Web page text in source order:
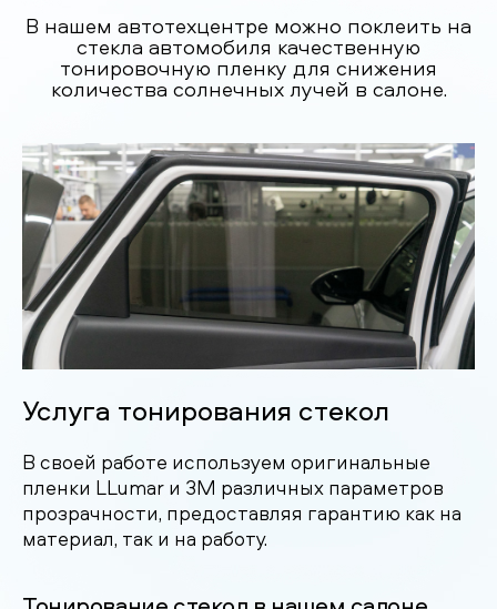
В нашем автотехцентре можно поклеить на
стекла автомобиля качественную
тонировочную пленку для снижения
количества солнечных лучей в салоне.
Услуга тонирования стекол
В своей работе используем оригинальные
пленки LLumar и 3M различных параметров
прозрачности, предоставляя гарантию как на
материал, так и на работу.